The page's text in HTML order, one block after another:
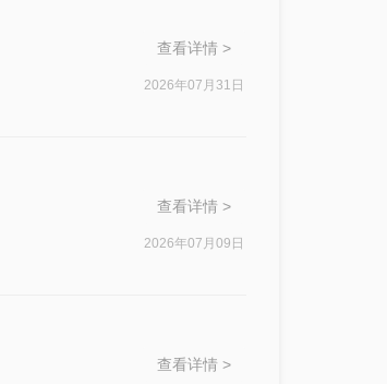
查看详情 >
2026年07月31日
查看详情 >
2026年07月09日
查看详情 >